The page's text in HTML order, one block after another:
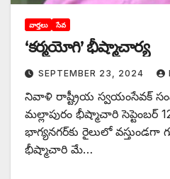
వార్తలు సేవ
‘కర్మయోగి’ భీష్మాచార్య
SEPTEMBER 23, 2024
నివాళి రాష్ట్రీయ స్వయంసేవక్‌
మల్లాపురం భీష్మాచారి సెప్టెంబర్‌
భాగ్యనగర్‌కు రైలులో
భీష్మాచారి మే…